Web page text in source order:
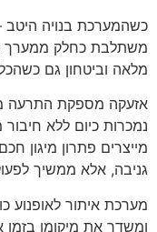
כשהמערכת בנויה
משתלבת כחלק ממערך
מלאה וביטחון גם
אזעקה מספקת התרעה
נמכרות כיום ללא
מייצרים פתרון מיגון
גניבה, אלא ממשיך